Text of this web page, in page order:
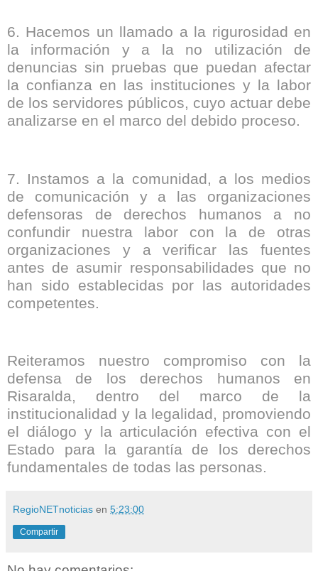
6. Hacemos un llamado a la rigurosidad en
la información y a la no utilización de
denuncias sin pruebas que puedan afectar
la confianza en las instituciones y la labor
de los servidores públicos, cuyo actuar debe
analizarse en el marco del debido proceso.
7. Instamos a la comunidad, a los medios
de comunicación y a las organizaciones
defensoras de derechos humanos a no
confundir nuestra labor con la de otras
organizaciones y a verificar las fuentes
antes de asumir responsabilidades que no
han sido establecidas por las autoridades
competentes.
Reiteramos nuestro compromiso con la
defensa de los derechos humanos en
Risaralda, dentro del marco de la
institucionalidad y la legalidad, promoviendo
el diálogo y la articulación efectiva con el
Estado para la garantía de los derechos
fundamentales de todas las personas.
RegioNETnoticias en 5:23:00
Compartir